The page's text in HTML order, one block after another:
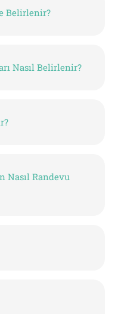
Belirlenir?
Nasıl Belirlenir?
Nasıl Randevu